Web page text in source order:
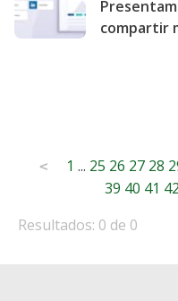
compartir
Posts
< 1 ... 25 26 27 28
39 40 41 42
Resultados: 0 de 0